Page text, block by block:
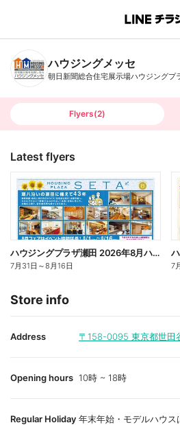
B
n
c
h
T
ハウジングメッセ
朝日新聞総合住宅展示場ハウジングプ
Flyers(2)
Latest flyers
ハウジングプラザ瀬田 2026年8月ハウジングフェア【1】
7月31日 ～8月16日 7
Store info
Address 〒158-0095 東京都世田
Opening hours 10時 ~ 18時
Regular Holiday 年末年始・モデルハウス